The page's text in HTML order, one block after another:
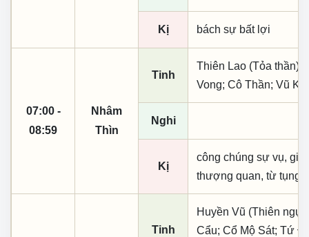
Kị bách sự bất lợi
07:00 -
08:59
Nhâm
Thìn
Tinh
Thiên Lao (Tỏa thần);
Vong; Cô Thần; Vũ
Nghi
Kị
công chúng sự vụ, giá
thượng quan, từ tụng
Tinh
Huyền Vũ (Thiên
Cẩu; Cổ Mộ Sát; Tứ